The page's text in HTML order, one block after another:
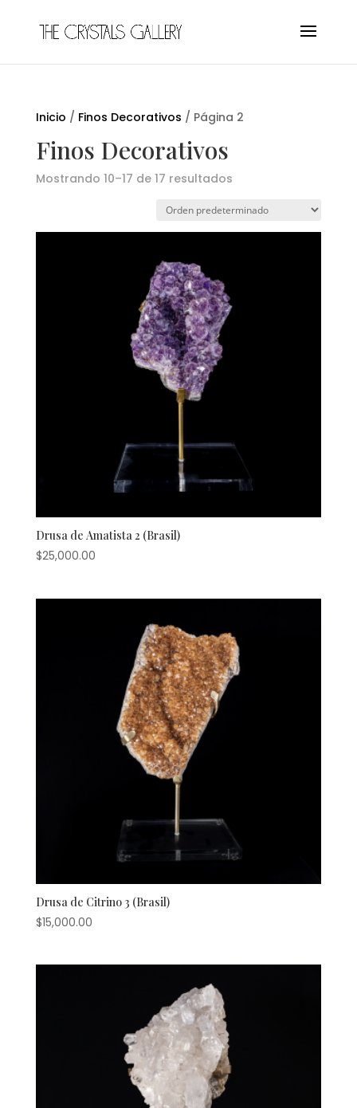
Inicio / Finos Decorativos / Página 2
Finos Decorativos
Mostrando 10–17 de 17 resultados
Drusa de Amatista 2 (Brasil)
$25,000.00
Drusa de Citrino 3 (Brasil)
$15,000.00